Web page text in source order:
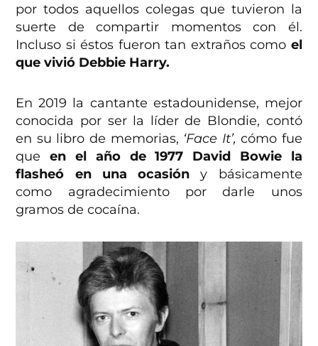
por todos aquellos colegas que tuvieron la
suerte de compartir momentos con él.
Incluso si éstos fueron tan extraños como el
que vivió Debbie Harry.
En 2019 la cantante estadounidense, mejor
conocida por ser la líder de Blondie, contó
en su libro de memorias, ‘Face It’, cómo fue
queen el año de 1977 David Bowie la
flasheó en una ocasión y básicamente
como agradecimiento por darle unos
gramos de cocaína.